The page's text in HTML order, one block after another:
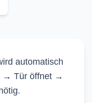
automatisch
→ Tür öffnet →